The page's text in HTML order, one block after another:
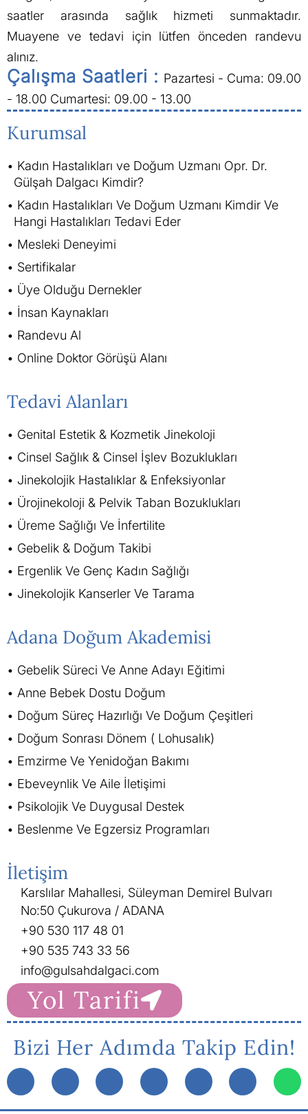
saatler arasında sağlık hizmeti sunmaktadır.
Muayene ve tedavi için lütfen önceden randevu
alınız.
Çalışma Saatleri : Pazartesi - Cuma: 09.00
- 18.00 Cumartesi: 09.00 - 13.00
Kurumsal
Kadın Hastalıkları ve Doğum Uzmanı Opr. Dr.
Gülşah Dalgacı Kimdir?
Kadın Hastalıkları Ve Doğum Uzmanı Kimdir Ve
Hangi Hastalıkları Tedavi Eder
Mesleki Deneyimi
Sertifikalar
Üye Olduğu Dernekler
İnsan Kaynakları
Randevu Al
Online Doktor Görüşü Alanı
Tedavi Alanları
Genital Estetik & Kozmetik Jinekoloji
Cinsel Sağlık & Cinsel İşlev Bozuklukları
Jinekolojik Hastalıklar & Enfeksiyonlar
Ürojinekoloji & Pelvik Taban Bozuklukları
Üreme Sağlığı Ve İnfertilite
Gebelik & Doğum Takibi
Ergenlik Ve Genç Kadın Sağlığı
Jinekolojik Kanserler Ve Tarama
Adana Doğum Akademisi
Gebelik Süreci Ve Anne Adayı Eğitimi
Anne Bebek Dostu Doğum
Doğum Süreç Hazırlığı Ve Doğum Çeşitleri
Doğum Sonrası Dönem ( Lohusalık)
Emzirme Ve Yenidoğan Bakımı
Ebeveynlik Ve Aile İletişimi
Psikolojik Ve Duygusal Destek
Beslenme Ve Egzersiz Programları
İletişim
Karslılar Mahallesi, Süleyman Demirel Bulvarı
No:50 Çukurova / ADANA
+90 530 117 48 01
+90 535 743 33 56
info@gulsahdalgaci.com
Yol Tarifi
Bizi Her Adımda Takip Edin!